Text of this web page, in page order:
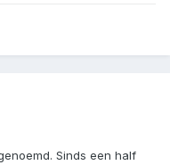
Sinds een half